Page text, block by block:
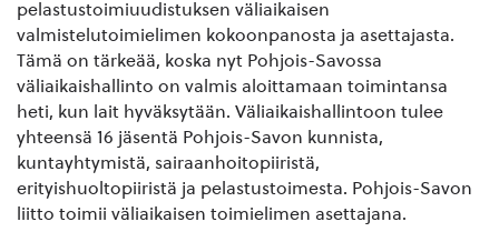
pelastustoimiuudistuksen väliaikaisen
valmistelutoimielimen kokoonpanosta ja asettajasta.
Tämä on tärkeää, koska nyt Pohjois-Savossa
väliaikaishallinto on valmis aloittamaan toimintansa
heti, kun lait hyväksytään. Väliaikaishallintoon tulee
yhteensä 16 jäsentä Pohjois-Savon kunnista,
kuntayhtymistä, sairaanhoitopiiristä,
erityishuoltopiiristä ja pelastustoimesta. Pohjois-Savon
liitto toimii väliaikaisen toimielimen asettajana.